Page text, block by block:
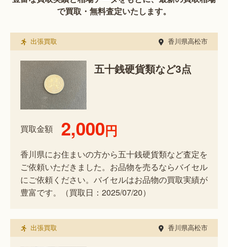
で買取・無料査定いたします。
出張買取 香川県高松市
五十銭硬貨類など3点
買取金額 2,000円
香川県にお住まいの方から五十銭硬貨類など査定を
ご依頼いただきました。お品物を売るならバイセル
にご依頼ください。バイセルはお品物の買取実績が
豊富です。（買取日：2025/07/20）
出張買取 香川県高松市